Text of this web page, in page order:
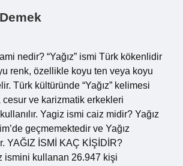
nedir? “Yağız” ismi Türk kökenlidir
renk, özellikle koyu ten veya koyu
Türk kültüründe “Yağız” kelimesi
ve karizmatik erkekleri
Yagiz ismi caiz midir? Yağız
geçmemektedir ve Yağız
YAĞIZ İSMİ KAÇ KİŞİDİR?
ismini kullanan 26.947 kişi